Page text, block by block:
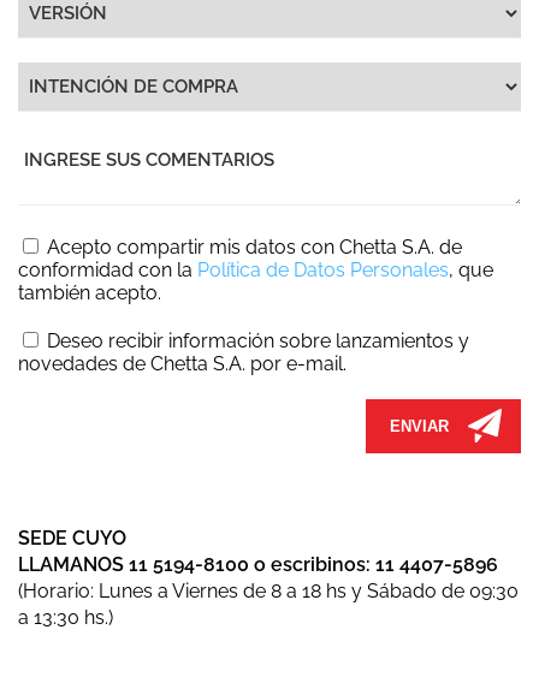
Acepto compartir mis datos con Chetta S.A. de
conformidad con la Política de Datos Personales, que
también acepto.
Deseo recibir información sobre lanzamientos y
novedades de Chetta S.A. por e-mail.
SEDE CUYO
LLAMANOS 11 5194-8100 o escribinos: 11 4407-5896
(Horario: Lunes a Viernes de 8 a 18 hs y Sábado de 09:30
a 13:30 hs.)